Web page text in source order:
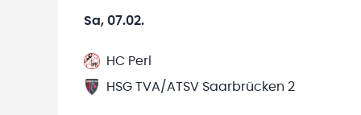
Sa, 07.02.
HC Perl
HSG TVA/ATSV Saarbrücken 2